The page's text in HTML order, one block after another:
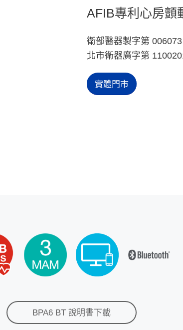
AFIB專利心房顫
衛部醫器製字第
北市衛器廣字第
實體門市
BPA6 BT 說明書下載